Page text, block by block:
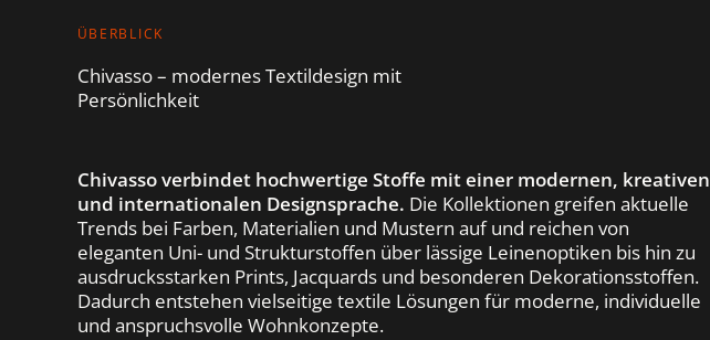
ÜBERBLICK
Chivasso – modernes Textildesign mit
Persönlichkeit
Chivasso verbindet hochwertige Stoffe mit einer modernen, kreativen
und internationalen Designsprache. Die Kollektionen greifen aktuelle
Trends bei Farben, Materialien und Mustern auf und reichen von
eleganten Uni- und Strukturstoffen über lässige Leinenoptiken bis hin zu
ausdrucksstarken Prints, Jacquards und besonderen Dekorationsstoffen.
Dadurch entstehen vielseitige textile Lösungen für moderne, individuelle
und anspruchsvolle Wohnkonzepte.